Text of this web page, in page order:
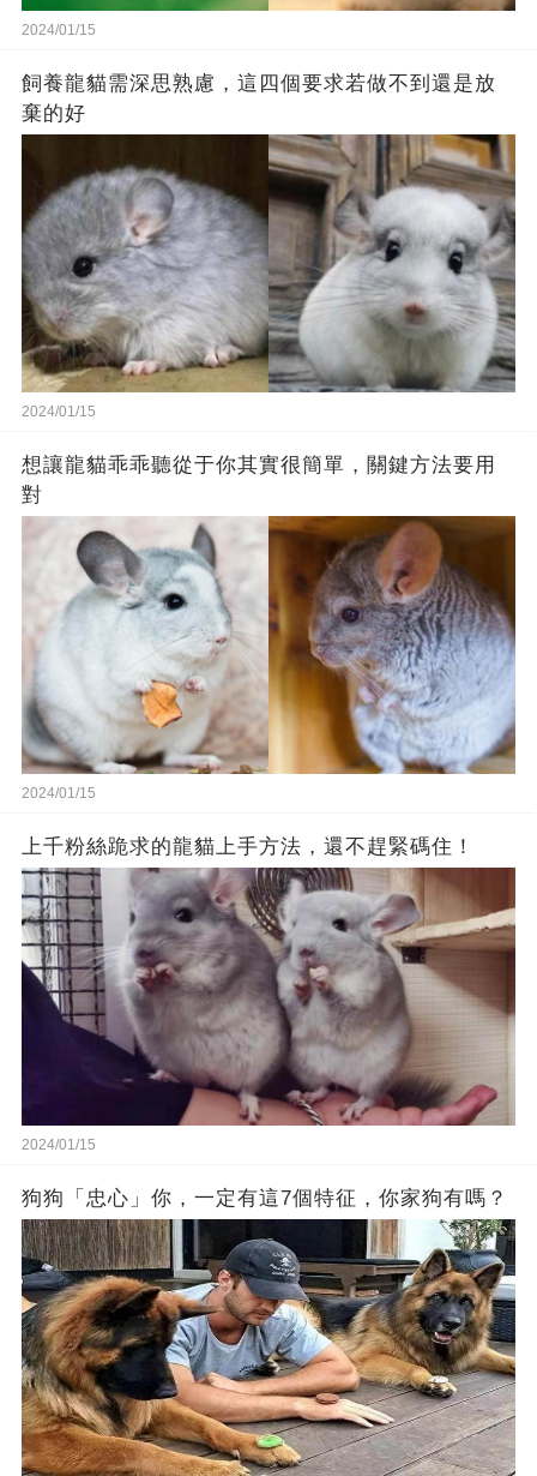
2024/01/15
飼養龍貓需深思熟慮，這四個要求若做不到還是放
棄的好
2024/01/15
想讓龍貓乖乖聽從于你其實很簡單，關鍵方法要用
對
2024/01/15
上千粉絲跪求的龍貓上手方法，還不趕緊碼住！
2024/01/15
狗狗「忠心」你，一定有這7個特征，你家狗有嗎？